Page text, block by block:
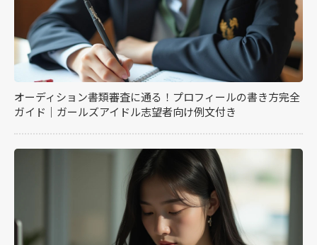
オーディション書類審査に通る！プロフィールの書き方完全
ガイド｜ガールズアイドル志望者向け例文付き